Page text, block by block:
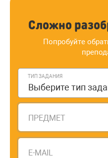
Сложно
Попробуйте
ТИП ЗАДАНИЯ
Выберите тип
ПРЕДМЕТ
E-MAIL